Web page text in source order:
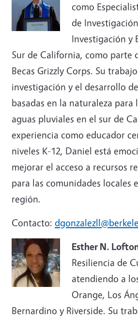
como
de
Investigación y
Sur de California, como parte
Becas Grizzly Corps. Su trabajo
investigación y el desarrollo de
basadas en la naturaleza para
aguas pluviales en el sur de
experiencia como educador
niveles K-12, Daniel está
mejorar el acceso a recursos
para las comunidades locales
región.
Contacto:
Esther N.
Resiliencia de
atendiendo a
Orange, Los
Bernardino y Riverside. Su